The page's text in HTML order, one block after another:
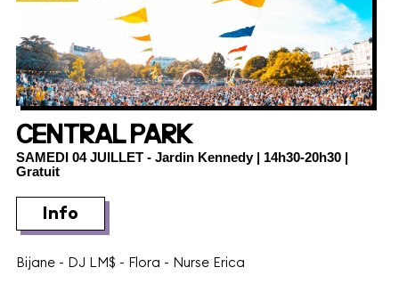
CENTRAL PARK
SAMEDI 04 JUILLET - Jardin Kennedy | 14h30-20h30 |
Gratuit
Info
Bijane - DJ LM$ - Flora - Nurse Erica